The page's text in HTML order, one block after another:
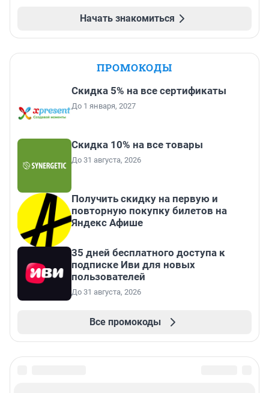
Начать знакомиться
ПРОМОКОДЫ
Скидка 5% на все сертификаты
До 1 января, 2027
Скидка 10% на все товары
До 31 августа, 2026
Получить скидку на первую и
повторную покупку билетов на
Яндекс Афише
35 дней бесплатного доступа к
подписке Иви для новых
пользователей
До 31 августа, 2026
Все промокоды